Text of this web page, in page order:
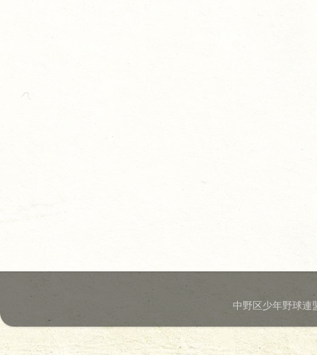
中野区少年野球